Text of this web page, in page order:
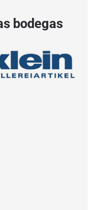
bodegas